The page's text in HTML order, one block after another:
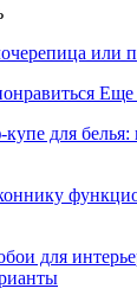
или
Еще
для белья:
для